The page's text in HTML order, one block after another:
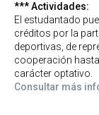
*** Actividades:
El estudantado
créditos por la
deportivas, de
cooperación
carácter optativo.
Consultar más